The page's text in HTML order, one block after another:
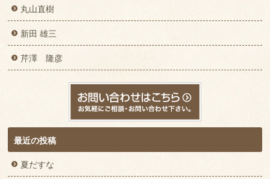
丸山直樹
新田 雄三
芹澤 隆彦
最近の投稿
夏だすな